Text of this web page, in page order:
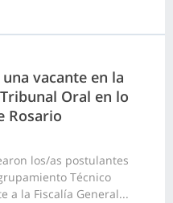
vacante en la
Oral en lo
Rosario
los/as postulantes
Técnico
a la Fiscalía General...